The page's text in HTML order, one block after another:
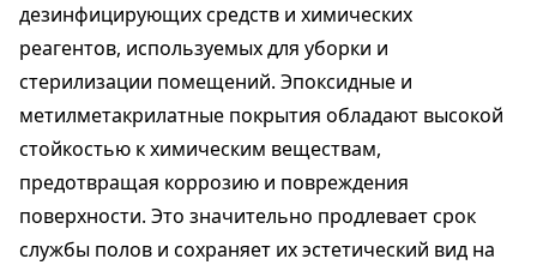
дезинфицирующих средств и химических
реагентов, используемых для уборки и
стерилизации помещений. Эпоксидные и
метилметакрилатные покрытия обладают высокой
стойкостью к химическим веществам,
предотвращая коррозию и повреждения
поверхности. Это значительно продлевает срок
службы полов и сохраняет их эстетический вид на